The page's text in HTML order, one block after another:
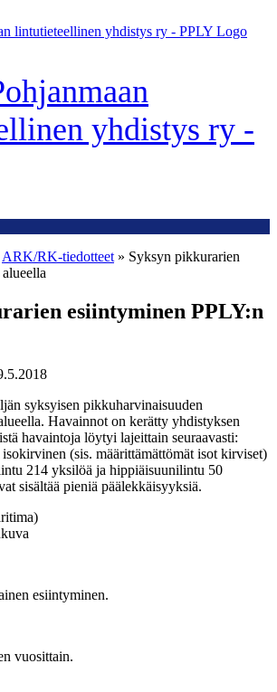
yhdistys ry -
ARK/RK-tiedotteet » Syksyn pikkurarien
esiintyminen PPLY:n
syksyisen pikkuharvinaisuuden
Havainnot on kerätty yhdistyksen
havaintoja löytyi lajeittain seuraavasti:
(sis. määrittämättömät isot kirviset)
214 yksilöä ja hippiäisuunilintu 50
sisältää pieniä päälekkäisyyksiä.
esiintyminen.
vuosittain.